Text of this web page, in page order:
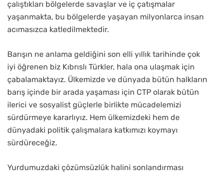
çalıştıkları bölgelerde savaşlar ve iç çatışmalar
yaşanmakta, bu bölgelerde yaşayan milyonlarca insan
acımasızca katledilmektedir.
Barışın ne anlama geldiğini son elli yıllık tarihinde çok
iyi öğrenen biz Kıbrıslı Türkler, hala ona ulaşmak için
çabalamaktayız. Ülkemizde ve dünyada bütün halkların
barış içinde bir arada yaşaması için CTP olarak bütün
ilerici ve sosyalist güçlerle birlikte mücadelemizi
sürdürmeye kararlıyız. Hem ülkemizdeki hem de
dünyadaki politik çalışmalara katkımızı koymayı
sürdüreceğiz.
Yurdumuzdaki çözümsüzlük halini sonlandırması